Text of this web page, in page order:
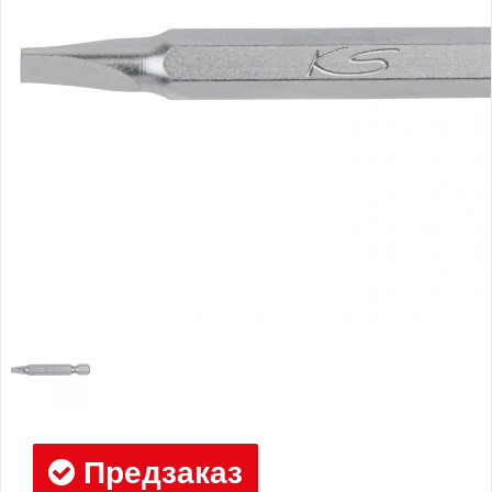
Предзаказ